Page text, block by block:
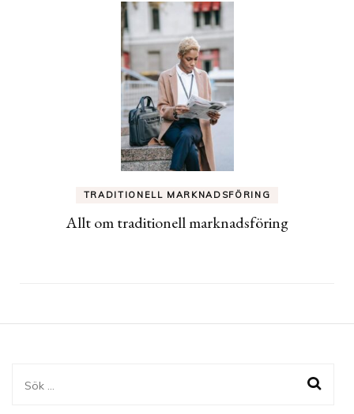
TRADITIONELL MARKNADSFÖRING
Allt om traditionell marknadsföring
Sök